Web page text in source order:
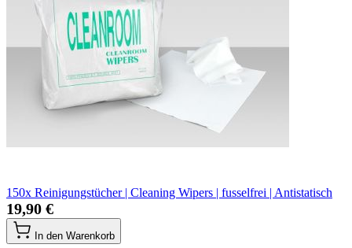
150x Reinigungstücher | Cleaning Wipers | fusselfrei | Antistatisch
19,90 €
In den Warenkorb